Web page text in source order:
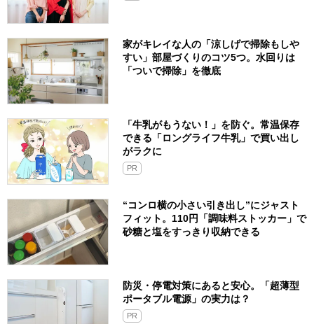
家がキレイな人の「涼しげで掃除もしや
すい」部屋づくりのコツ5つ。水回りは
「ついで掃除」を徹底
「牛乳がもうない！」を防ぐ。常温保存
できる「ロングライフ牛乳」で買い出し
がラクに
PR
“コンロ横の小さい引き出し”にジャスト
フィット。110円「調味料ストッカー」で
砂糖と塩をすっきり収納できる
防災・停電対策にあると安心。「超薄型
ポータブル電源」の実力は？​
PR